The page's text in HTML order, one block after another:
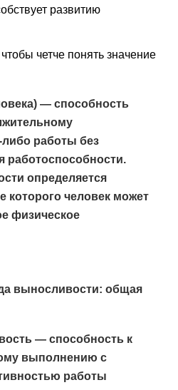
развитию
четче понять значение
— способность
работы без
работоспособности.
определяется
которого человек может
физическое
выносливости: общая
— способность к
выполнению с
работы